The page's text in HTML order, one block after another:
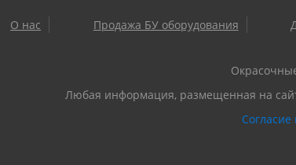
О нас Продажа БУ оборудования
Любая информация, размещенная на